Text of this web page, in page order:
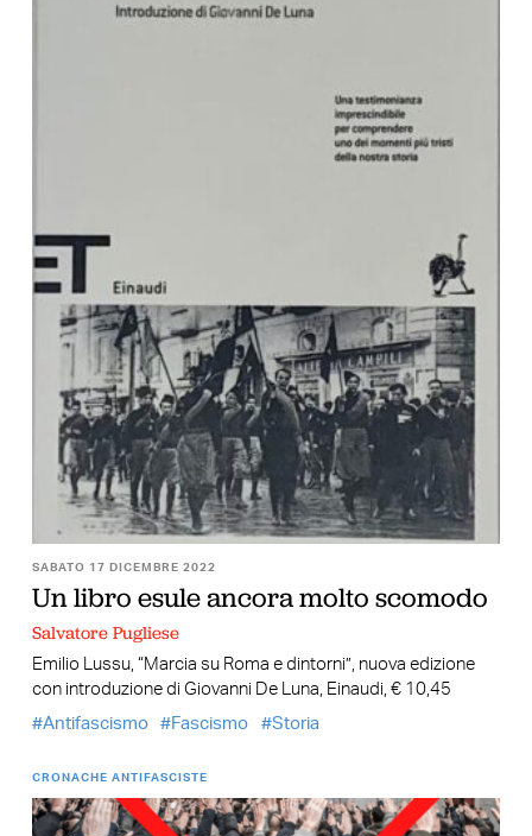
SABATO 17 DICEMBRE 2022
Un libro esule ancora molto scomodo
Salvatore Pugliese
Emilio Lussu, “Marcia su Roma e dintorni”, nuova edizione
con introduzione di Giovanni De Luna, Einaudi, € 10,45
Antifascismo
Fascismo Storia
CRONACHE ANTIFASCISTE